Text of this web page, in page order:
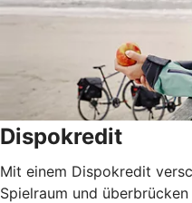
Dispokredit
Mit einem Dispokredit
Spielraum und